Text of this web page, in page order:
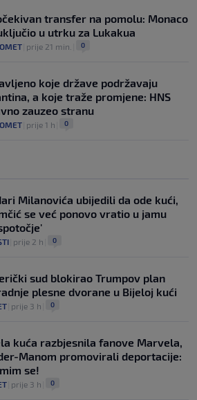
transfer na pomolu: Monaco
u utrku za Lukakua
prije 21 min. 0
koje države podržavaju
a koje traže promjene: HNS
zauzeo stranu
prije 1 h 0
Milanovića ubijedili da ode kući,
se već ponovo vratio u jamu
prije 2 h 0
sud blokirao Trumpov plan
plesne dvorane u Bijeloj kući
prije 3 h 0
kuća razbjesnila fanove Marvela,
Manom promovirali deportacije:
se!
prije 3 h 0